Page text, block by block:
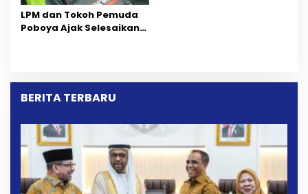
LPM dan Tokoh Pemuda
Poboya Ajak Selesaikan
BERITA TERBARU